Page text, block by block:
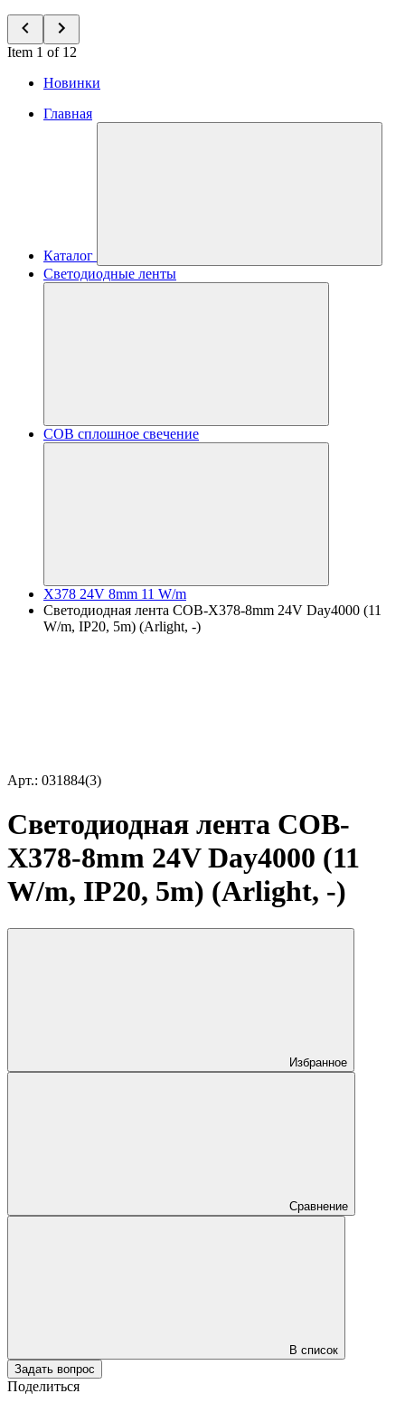
Item 1 of 12
Новинки
Главная
Каталог
Светодиодные ленты
COB сплошное свечение
X378 24V 8mm 11 W/m
Светодиодная лента COB-X378-8mm 24V Day4000 (11
W/m, IP20, 5m) (Arlight, -)
Арт.: 031884(3)
Светодиодная лента COB-
X378-8mm 24V Day4000 (11
W/m, IP20, 5m) (Arlight, -)
Избранное
Сравнение
В список
Задать вопрос
Поделиться